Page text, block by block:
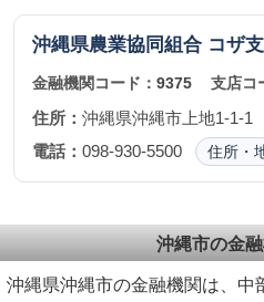
沖縄県農業協同組合 コザ
金融機関コード： 9375 支店コ
住所： 沖縄県沖縄市上地1-1-1
電話： 098-930-5500 住所・
沖縄市の金
沖縄県沖縄市の金融機関は、中